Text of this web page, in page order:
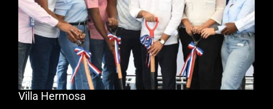
Villa Hermosa